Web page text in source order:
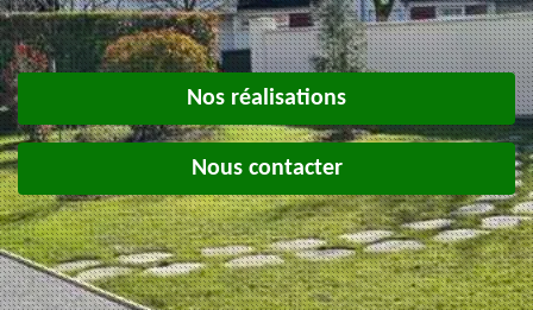
Nos réalisations
Nous contacter